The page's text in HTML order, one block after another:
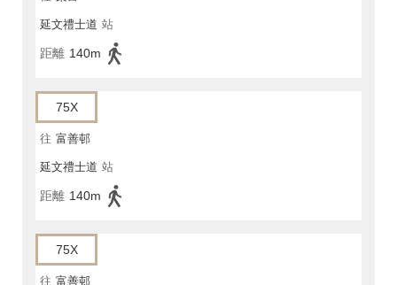
延文禮士道 站
距離 140m
75X
往 富善邨
延文禮士道 站
距離 140m
75X
往 富善邨